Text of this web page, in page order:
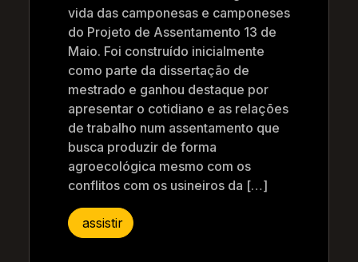
vida das camponesas e camponeses
do Projeto de Assentamento 13 de
Maio. Foi construído inicialmente
como parte da dissertação de
mestrado e ganhou destaque por
apresentar o cotidiano e as relações
de trabalho num assentamento que
busca produzir de forma
agroecológica mesmo com os
conflitos com os usineiros da […]
assistir